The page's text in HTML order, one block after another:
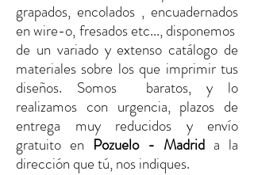
grapados, encolados , encuadernados
en wire-o, fresados etc..., disponemos
de un variado y extenso catálogo de
materiales sobre los que imprimir tus
diseños. Somos baratos, y lo
realizamos con urgencia, plazos de
entrega muy reducidos y envío
gratuito en Pozuelo - Madrid a la
dirección que tú, nos indiques.